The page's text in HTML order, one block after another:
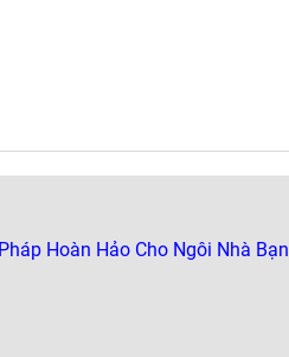
Hoàn Hảo Cho Ngôi Nhà Bạn